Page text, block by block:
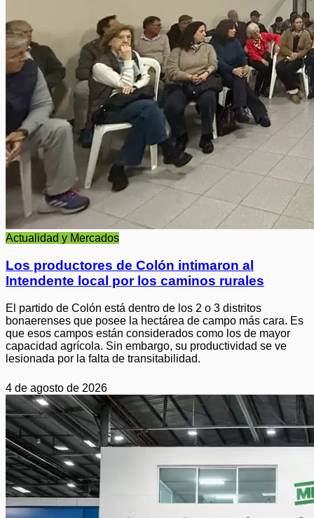
Actualidad y Mercados
Los productores de Colón intimaron al
Intendente local por los caminos rurales
El partido de Colón está dentro de los 2 o 3 distritos
bonaerenses que posee la hectárea de campo más cara. Es
que esos campos están considerados como los de mayor
capacidad agrícola. Sin embargo, su productividad se ve
lesionada por la falta de transitabilidad.
4 de agosto de 2026